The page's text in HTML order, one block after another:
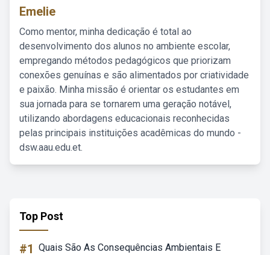
Emelie
Como mentor, minha dedicação é total ao
desenvolvimento dos alunos no ambiente escolar,
empregando métodos pedagógicos que priorizam
conexões genuínas e são alimentados por criatividade
e paixão. Minha missão é orientar os estudantes em
sua jornada para se tornarem uma geração notável,
utilizando abordagens educacionais reconhecidas
pelas principais instituições acadêmicas do mundo -
dsw.aau.edu.et.
Top Post
#1 Quais São As Consequências Ambientais E